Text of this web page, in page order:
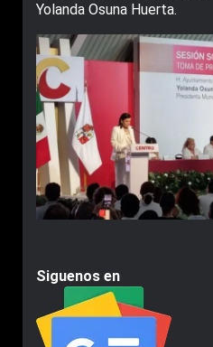
Yolanda Osuna Huerta.
Siguenos en